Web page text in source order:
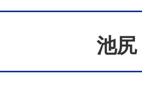
池尻